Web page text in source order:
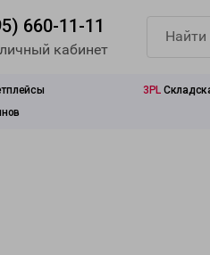
660-11-11
кабинет
3PL